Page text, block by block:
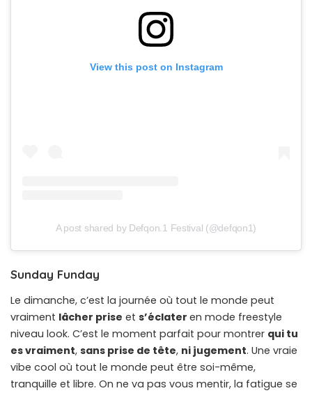
View this post on Instagram
A post shared by Defqon.1 Festival (@defqon1)
Sunday Funday
Le dimanche, c’est la journée où tout le monde peut
vraiment lâcher prise et s’éclater en mode freestyle
niveau look. C’est le moment parfait pour montrer qui tu
es vraiment, sans prise de tête, ni jugement. Une vraie
vibe cool où tout le monde peut être soi-même,
tranquille et libre. On ne va pas vous mentir, la fatigue se